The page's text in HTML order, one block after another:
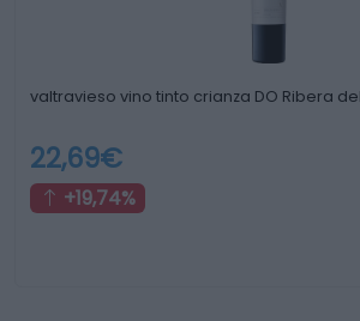
valtravieso vino tinto crianza DO Ribera
22,69€
+19,74%